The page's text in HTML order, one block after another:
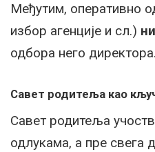
Међутим, оперативно
избор агенције и сл.)
одбора него директора.
Савет родитеља као
Савет родитеља
одлукама, а пре свега